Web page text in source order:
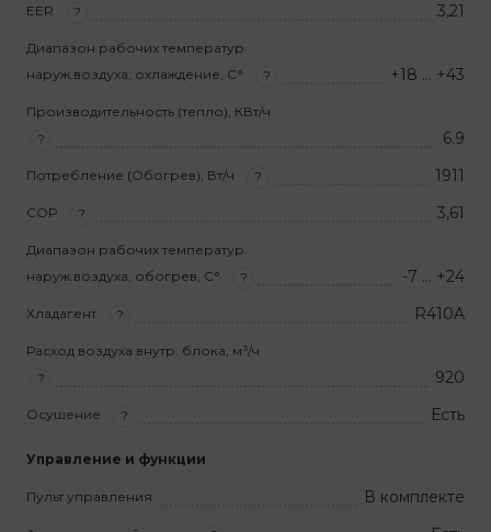
EER ? 3,21
Диапазон рабочих температур
наруж.воздуха, охлаждение, С°
? +18 … +43
Производительность (тепло), КВт/ч
?
6.9
Потребление (Обогрев), Вт/ч ? 1911
COP ? 3,61
Диапазон рабочих температур
наруж.воздуха, обогрев, С°
? -7 … +24
Хладагент ? R410A
Расход воздуха внутр. блока, м³/ч
?
920
Осушение ? Есть
Управление и функции
Пульт управления В комплекте